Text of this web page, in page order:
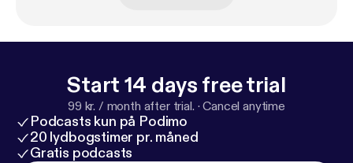
Start 14 days free trial
99 kr. / month after trial. ·Cancel anytime
Podcasts kun på Podimo
20 lydbogstimer pr. måned
Gratis podcasts